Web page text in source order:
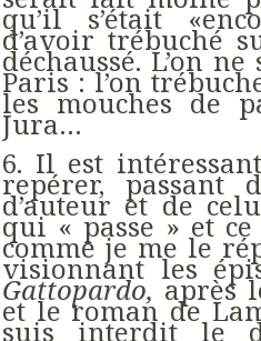
qu’il s’était
d’avoir trébuché
déchaussé. L’on
Paris : l’on
les mouches de
Jura…
6. Il est
repérer,
d’auteur et de
qui « passe » et
comme je me le
visionnant les
Gattopardo, après
et le roman de
suis interdit le